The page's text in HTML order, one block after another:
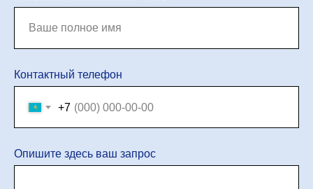
Контактный телефон
+7
Опишите здесь ваш запрос